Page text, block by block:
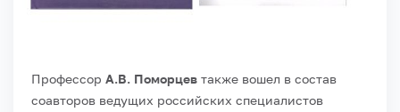
Профессор А.В. Поморцев также вошел в состав
соавторов ведущих российских специалистов